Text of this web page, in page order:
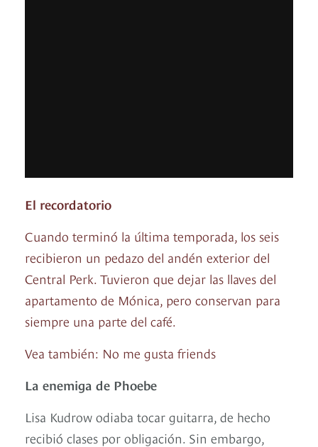
El recordatorio
Cuando terminó la última temporada, los seis
recibieron un pedazo del andén exterior del
Central Perk. Tuvieron que dejar las llaves del
apartamento de Mónica, pero conservan para
siempre una parte del café.
Vea también: No me gusta friends
La enemiga de Phoebe
Lisa Kudrow odiaba tocar guitarra, de hecho
recibió clases por obligación. Sin embargo,